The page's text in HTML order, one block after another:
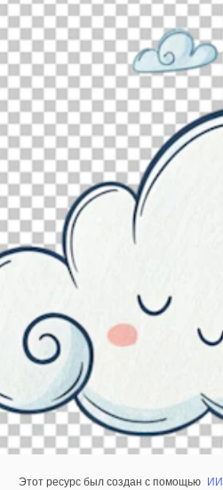
Этот ресурс был создан с помощью ИИ